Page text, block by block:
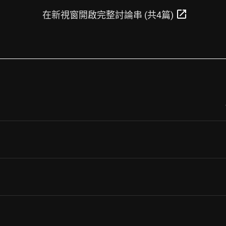
在新視窗開啟完整討論串 (共4篇) open_in_new